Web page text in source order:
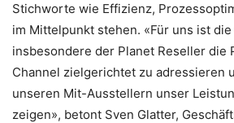
Stichworte wie Effizienz,
im Mittelpunkt stehen. «Für uns ist die
insbesondere der Planet Reseller die
Channel zielgerichtet zu adressieren
unseren Mit-Ausstellern unser
zeigen», betont Sven Glatter,